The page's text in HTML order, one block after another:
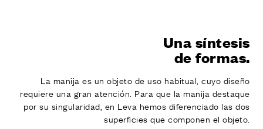
Una síntesis
de formas.
La manija es un objeto de uso habitual, cuyo diseño
requiere una gran atención. Para que la manija destaque
por su singularidad, en Leva hemos diferenciado las dos
superficies que componen el objeto.